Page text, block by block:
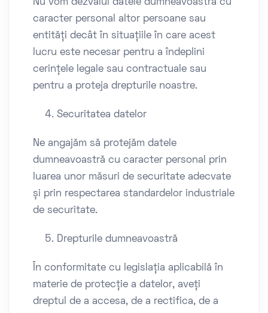
Nu vom dezvălui datele dumneavoastră cu
caracter personal altor persoane sau
entități decât în situațiile în care acest
lucru este necesar pentru a îndeplini
cerințele legale sau contractuale sau
pentru a proteja drepturile noastre.
Securitatea datelor
Ne angajăm să protejăm datele
dumneavoastră cu caracter personal prin
luarea unor măsuri de securitate adecvate
și prin respectarea standardelor industriale
de securitate.
Drepturile dumneavoastră
În conformitate cu legislația aplicabilă în
materie de protecție a datelor, aveți
dreptul de a accesa, de a rectifica, de a